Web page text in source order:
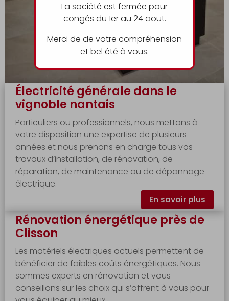
Électricité générale dans le
vignoble nantais
Particuliers ou professionnels, nous mettons à
votre disposition une expertise de plusieurs
années et nous prenons en charge tous vos
travaux d’installation, de rénovation, de
réparation, de maintenance ou de dépannage
électrique.
En savoir plus
Rénovation énergétique près de
Clisson
Les matériels électriques actuels permettent de
bénéficier de faibles coûts énergétiques. Nous
sommes experts en rénovation et vous
conseillons sur les choix qui s’offrent à vous pour
La société est fermée pour
congés du 1er au 24 aout.
Merci de de votre compréhension
et bel été à vous.